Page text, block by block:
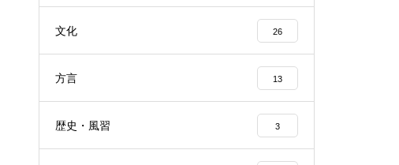
文化 26
方言 13
歴史・風習 3